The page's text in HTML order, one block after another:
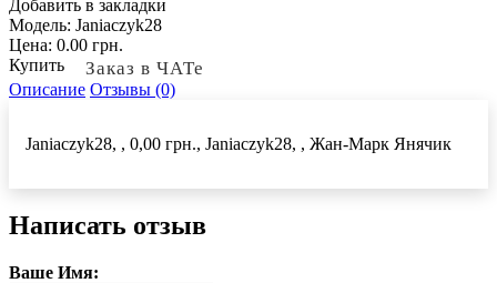
Добавить в закладки
Модель: Janiaczyk28
Цена: 0.00 грн.
Купить
Заказ в ЧАТе
Описание Отзывы (0)
Janiaczyk28, , 0,00 грн., Janiaczyk28, , Жан-Марк Янячик
Написать отзыв
Ваше Имя: